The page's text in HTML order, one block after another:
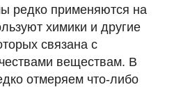
редко применяются на
химики и другие
связана с
веществам. В
отмеряем что-либо